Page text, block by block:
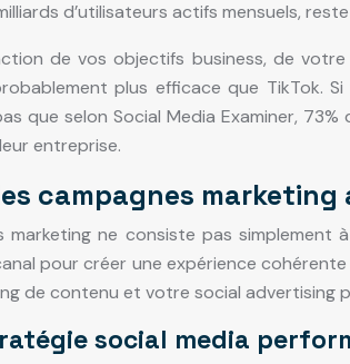
d’utilisateurs actifs mensuels,
de vos objectifs business, de
plus efficace que TikTok.
que selon Social Media Examiner,
entreprise.
campagnes marketing
ne consiste pas
pour créer une expérience
de contenu et votre social advertising
social media